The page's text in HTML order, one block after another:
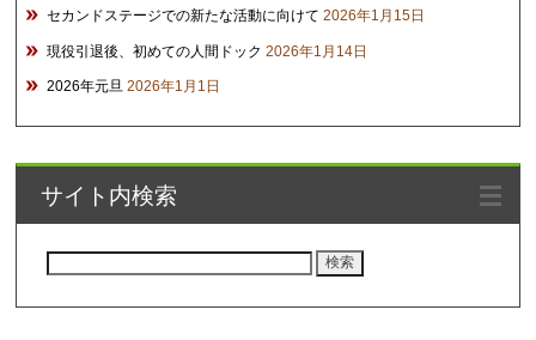
セカンドステージでの新たな活動に向けて 2026年1月15日
現役引退後、初めての人間ドック 2026年1月14日
2026年元旦 2026年1月1日
サイト内検索